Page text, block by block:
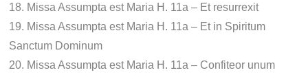
18. Missa Assumpta est Maria H. 11a – Et resurrexit
19. Missa Assumpta est Maria H. 11a – Et in Spiritum
Sanctum Dominum
20. Missa Assumpta est Maria H. 11a – Confiteor unum